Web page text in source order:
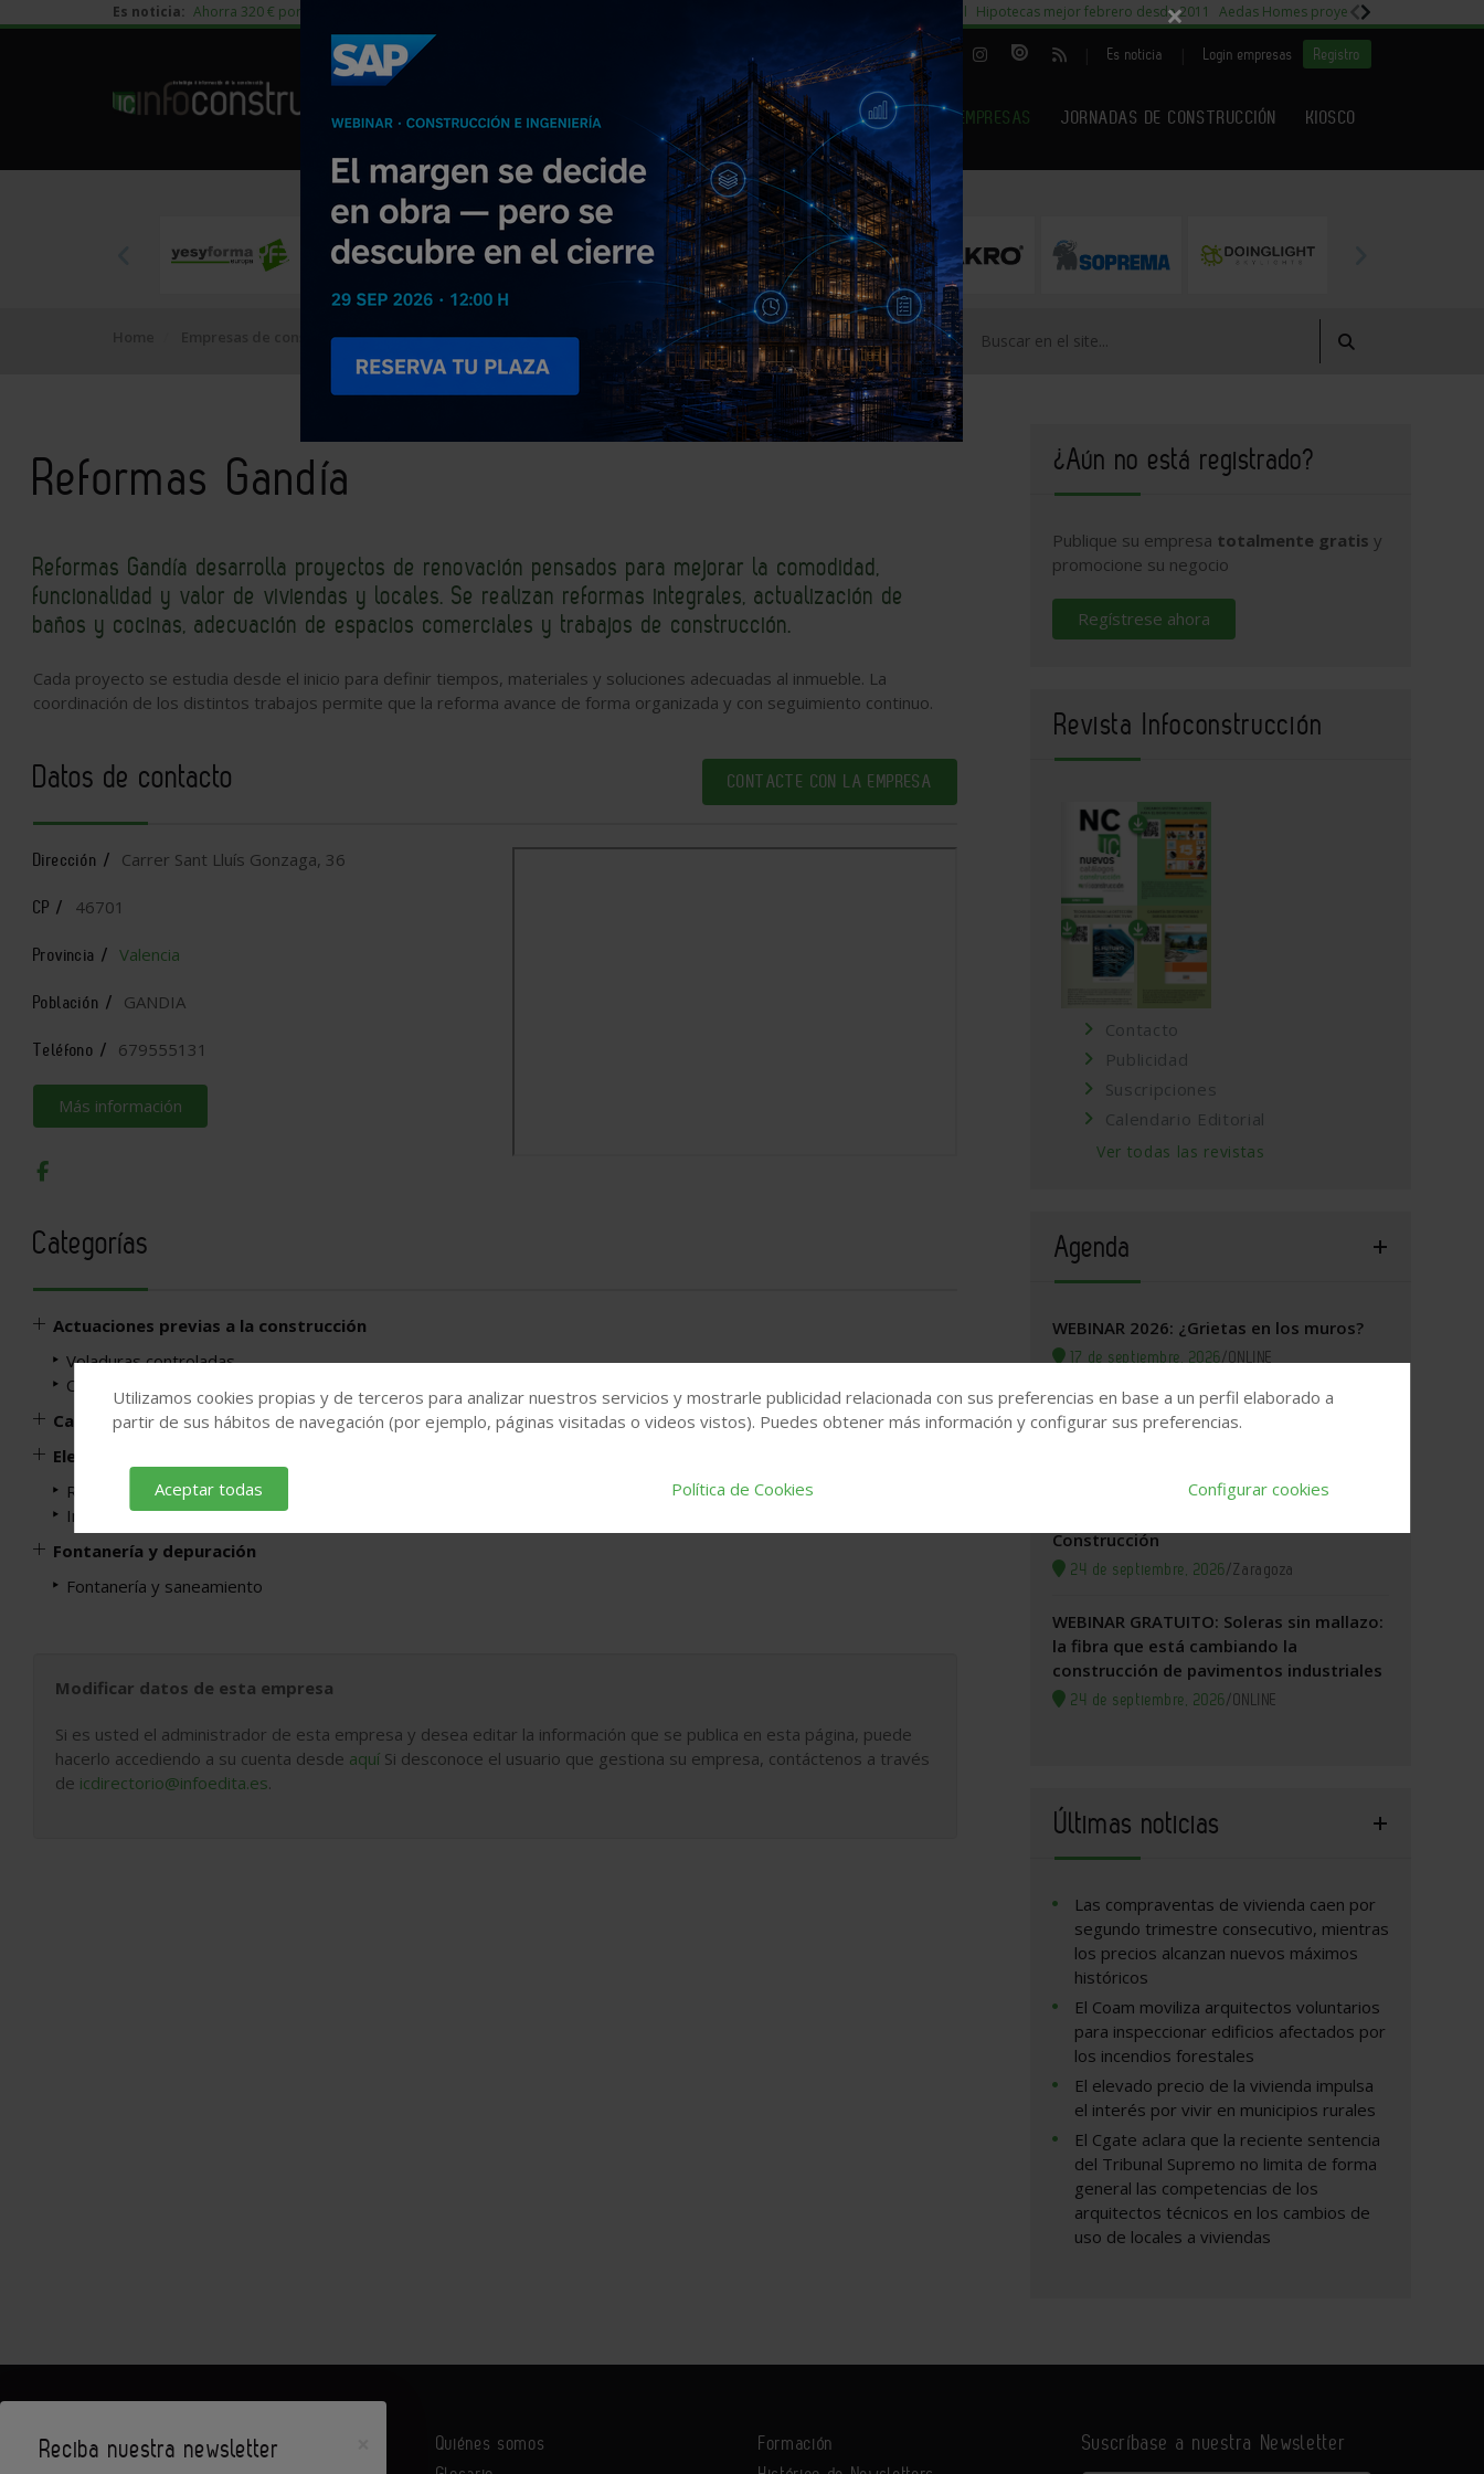
Es noticia: Ahorra 320 € por vivienda en edificación residencial 29% cambiar al alquiler temporal Hipotecas mejor febrero desde 2011 Aedas Homes proyecto Fiora
| Es noticia Login empresas Registro
NOTICIAS PRODUCTOS AGENDA ARTÍCULOS EMPRESAS JORNADAS DE CONSTRUCCIÓN KIOSCO
EMPRESAS PREMIUM
Empresas de construcción Reformas Gandía
Reformas Gandía
Reformas Gandía desarrolla proyectos de renovación pensados para mejorar la comodidad,
funcionalidad y valor de viviendas y locales. Se realizan reformas integrales, actualización de
baños y cocinas, adecuación de espacios comerciales y trabajos de construcción.
Cada proyecto se estudia desde el inicio para definir tiempos, materiales y soluciones adecuadas al inmueble. La
coordinación de los distintos trabajos permite que la reforma avance de forma organizada y con seguimiento continuo.
Datos de contacto CONTACTE CON LA EMPRESA
Dirección / Carrer Sant Lluís Gonzaga, 36
CP / 46701
Provincia / Valencia
Población / GANDIA
Teléfono / 679555131
Más información
Categorías
Actuaciones previas a la construcción
Voladuras controladas
Consolidaciones de Suelos
Carpintería y Vidriería
Electricidad, iluminación
Red eléctrica
Instalación interior
Fontanería y depuración
Fontanería y saneamiento
Modificar datos de esta empresa
Si es usted el administrador de esta empresa y desea editar la información que se publica en esta página, puede
hacerlo accediendo a su cuenta desde aquí Si desconoce el usuario que gestiona su empresa, contáctenos a través
de icdirectorio@infoedita.es.
¿Aún no está registrado?
Publique su empresa totalmente gratis y
promocione su negocio
Regístrese ahora
Revista Infoconstrucción
Contacto
Publicidad
Suscripciones
Calendario Editorial
Ver todas las revistas
Agenda
WEBINAR 2026: ¿Grietas en los muros?
17 de septiembre, 2026/ONLINE
Valladolid, 2026. Jornada Arquitectura y
Construcción
Construcción
24 de septiembre, 2026/Zaragoza
WEBINAR GRATUITO: Soleras sin mallazo:
la fibra que está cambiando la
construcción de pavimentos industriales
24 de septiembre, 2026/ONLINE
Últimas noticias
Las compraventas de vivienda caen por
segundo trimestre consecutivo, mientras
los precios alcanzan nuevos máximos
históricos
El Coam moviliza arquitectos voluntarios
para inspeccionar edificios afectados por
los incendios forestales
El elevado precio de la vivienda impulsa
el interés por vivir en municipios rurales
El Cgate aclara que la reciente sentencia
del Tribunal Supremo no limita de forma
general las competencias de los
arquitectos técnicos en los cambios de
uso de locales a viviendas
Quiénes somos
Formación
Suscríbase a nuestra Newsletter
Utilizamos cookies propias y de terceros para analizar nuestros servicios y mostrarle publicidad relacionada con sus preferencias en base a un perfil elaborado a
partir de sus hábitos de navegación (por ejemplo, páginas visitadas o videos vistos). Puedes obtener más información y configurar sus preferencias.
Aceptar todas Política de Cookies Configurar cookies
×
Reciba nuestra newsletter